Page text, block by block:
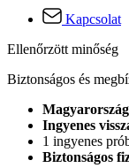
Kapcsolat
Ellenőrzött minőség
Biztonságos és
Ingyenes
1 ingyenes
Biztonságos